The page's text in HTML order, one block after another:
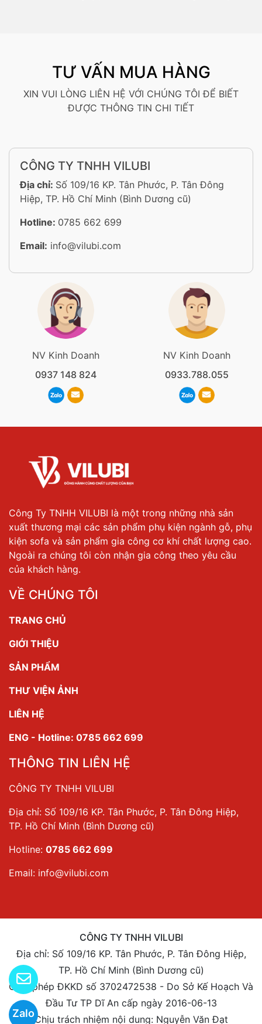
Zalo
TƯ VẤN MUA HÀNG
XIN VUI LÒNG LIÊN HỆ VỚI CHÚNG TÔI ĐỂ BIẾT
ĐƯỢC THÔNG TIN CHI TIẾT
CÔNG TY TNHH VILUBI
Địa chỉ: Số 109/16 KP. Tân Phước, P. Tân Đông
Hiệp, TP. Hồ Chí Minh (Bình Dương cũ)
Hotline: 0785 662 699
Email: info@vilubi.com
NV Kinh Doanh
0937 148 824
NV Kinh Doanh
0933.788.055
Công Ty TNHH VILUBI là một trong những nhà sản
xuất thương mại các sản phẩm phụ kiện ngành gỗ, phụ
kiện sofa và sản phẩm gia công cơ khí chất lượng cao.
Ngoài ra chúng tôi còn nhận gia công theo yêu cầu
của khách hàng.
VỀ CHÚNG TÔI
TRANG CHỦ
GIỚI THIỆU
SẢN PHẨM
THƯ VIỆN ẢNH
LIÊN HỆ
ENG - Hotline: 0785 662 699
THÔNG TIN LIÊN HỆ
CÔNG TY TNHH VILUBI
Địa chỉ: Số 109/16 KP. Tân Phước, P. Tân Đông Hiệp,
TP. Hồ Chí Minh (Bình Dương cũ)
Hotline: 0785 662 699
Email: info@vilubi.com
CÔNG TY TNHH VILUBI
Địa chỉ: Số 109/16 KP. Tân Phước, P. Tân Đông Hiệp,
TP. Hồ Chí Minh (Bình Dương cũ)
Giấy phép ĐKKD số 3702472538 - Do Sở Kế Hoạch Và
Đầu Tư TP Dĩ An cấp ngày 2016-06-13
Chịu trách nhiệm nội dung: Nguyễn Văn Đạt